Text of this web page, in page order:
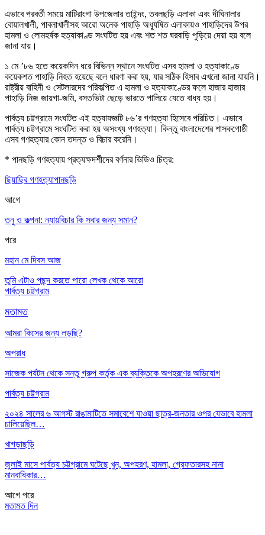
এভাবে পরবর্তী সময়ে মাটিরাংগা উপজেলার তাইন্দং, তবলছড়ি এলাকা এবং দীঘিনালার
বোয়ালখালী, পাবলাখালীসহ আরো অনেক পাহাড়ি অধ্যুষিত এলাকায়ও পাহাড়িদের উপর
হামলা ও লোমহর্ষক হত্যাকাণ্ড সংঘটিত হয় এবং শত শত ঘরবাড়ি পুড়িয়ে দেয়া হয় বলে
জানা যায়।
১ মে ’৮৬ হতে কয়েকদিন ধরে বিভিন্ন স্থানে সংঘটিত এসব হামলা ও হত্যাকাণ্ডে
কয়েকশত পাহাড়ি নিহত হয়েছে বলে ধারণা করা হয়, যার সঠিক হিসাব এখনো জানা যায়নি।
রাষ্ট্রীয় বাহিনী ও সেটলারদের পরিকল্পিত এ হামলা ও হত্যাকাণ্ডের ফলে হাজার হাজার
পাহাড়ি নিজ জায়গা-জমি, বসতভিটা ছেড়ে ভারতে পালিয়ে যেতে বাধ্য হয়।
পার্বত্য চট্টগ্রামে সংঘটিত এই হত্যাযজ্ঞটি ৮৬’র গণহত্যা হিসেবে পরিচিত। এভাবে
পার্বত্য চট্টগ্রামে সংঘটিত করা হয় অসংখ্য গণহত্যা। কিন্তু বাংলাদেশের শাসকগোষ্ঠী
এসব গণহত্যার কোন তদন্ত ও বিচার করেনি।
* পানছড়ি গণহত্যায় প্রত্যক্ষদর্শীদের বর্ণনার ভিডিও চিত্র:
ছিয়াছির গণহত্যাপানছড়ি
আগে
তনু ও কল্পনা: ন্যায়বিচার কি সবার জন্য সমান?
পরে
মহান মে দিবস আজ
তুমি এটাও পছন্দ করতে পারো লেখক থেকে আরো
পার্বত্য চট্টগ্রাম
মতামত
আমরা কিসের জন্য লড়ছি?
অপরাধ
সাজেক পর্যটন থেকে সন্তু গ্রুপ কর্তৃক এক ব্যক্তিকে অপহরণের অভিযোগ
পার্বত্য চট্টগ্রাম
২০২৪ সালের ৬ আগস্ট রাঙামাটিতে সমাবেশে যাওয়া ছাত্র-জনতার ওপর যেভাবে হামলা
চালিয়েছিল…
খাগড়াছড়ি
জুলাই মাসে পার্বত্য চট্টগ্রামে ঘটেছে খুন, অপহরণ, হামলা, গ্রেফতারসহ নানা
মানবাধিকার…
আগে পরে
মতামত দিন